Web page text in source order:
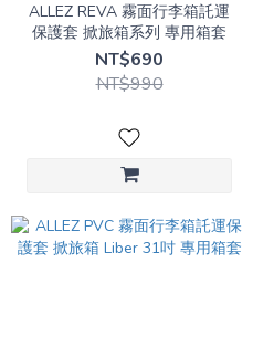
ALLEZ REVA 霧面行李箱託運
保護套 掀旅箱系列 專用箱套
NT$690
NT$990